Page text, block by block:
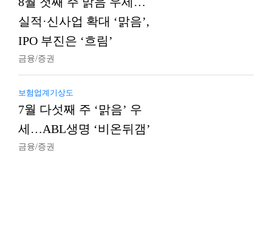
실적·신사업 확대 ‘맑음’,
IPO 부진은 ‘흐림’
금융/증권
보험업계기상도
7월 다섯째 주 ‘맑음’ 우
세…ABL생명 ‘비온뒤갬’
금융/증권